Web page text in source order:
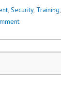
, Security, Training,